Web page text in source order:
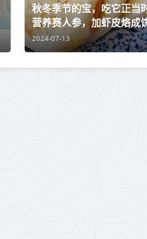
秋冬季节的宝，吃它正当
营养赛人参，加虾皮烙成
馋得不行
2024-07-13